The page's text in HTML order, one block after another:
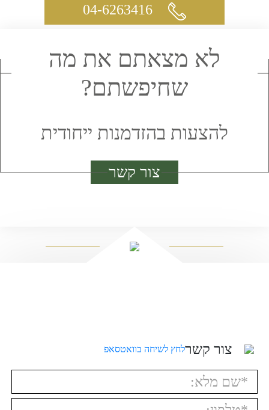
לא מצאתם את מה
שחיפשתם?
להצעות בהזדמנות ייחודית
צור קשר
צור קשרלחץ לשיחה בוואטסאפ